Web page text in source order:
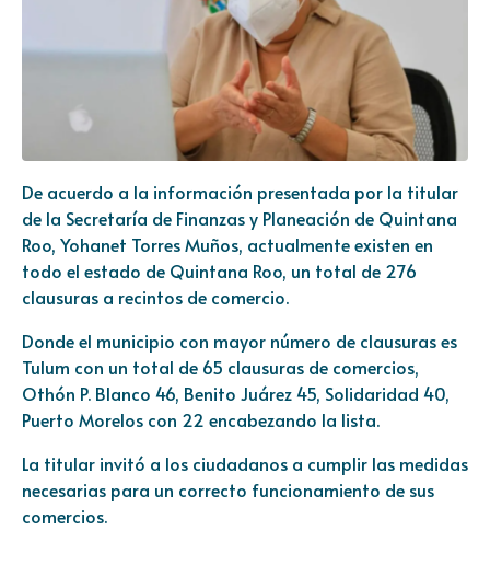
De acuerdo a la información presentada por la titular
de la Secretaría de Finanzas y Planeación de Quintana
Roo, Yohanet Torres Muños, actualmente existen en
todo el estado de Quintana Roo, un total de 276
clausuras a recintos de comercio.
Donde el municipio con mayor número de clausuras es
Tulum con un total de 65 clausuras de comercios,
Othón P. Blanco 46, Benito Juárez 45, Solidaridad 40,
Puerto Morelos con 22 encabezando la lista.
La titular invitó a los ciudadanos a cumplir las medidas
necesarias para un correcto funcionamiento de sus
comercios.